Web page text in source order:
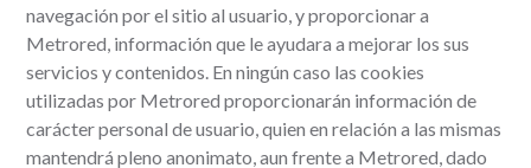
navegación por el sitio al usuario, y proporcionar a
Metrored, información que le ayudara a mejorar los sus
servicios y contenidos. En ningún caso las cookies
utilizadas por Metrored proporcionarán información de
carácter personal de usuario, quien en relación a las mismas
mantendrá pleno anonimato, aun frente a Metrored, dado